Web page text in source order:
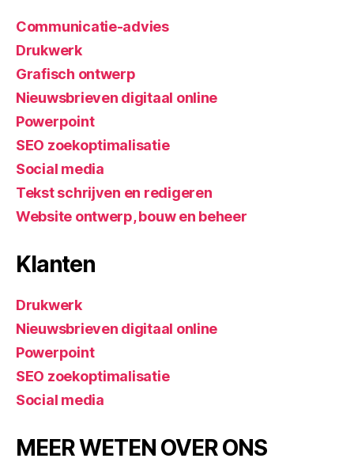
Communicatie-advies
Drukwerk
Grafisch ontwerp
Nieuwsbrieven digitaal online
Powerpoint
SEO zoekoptimalisatie
Social media
Tekst schrijven en redigeren
Website ontwerp, bouw en beheer
Klanten
Drukwerk
Nieuwsbrieven digitaal online
Powerpoint
SEO zoekoptimalisatie
Social media
MEER WETEN OVER ONS